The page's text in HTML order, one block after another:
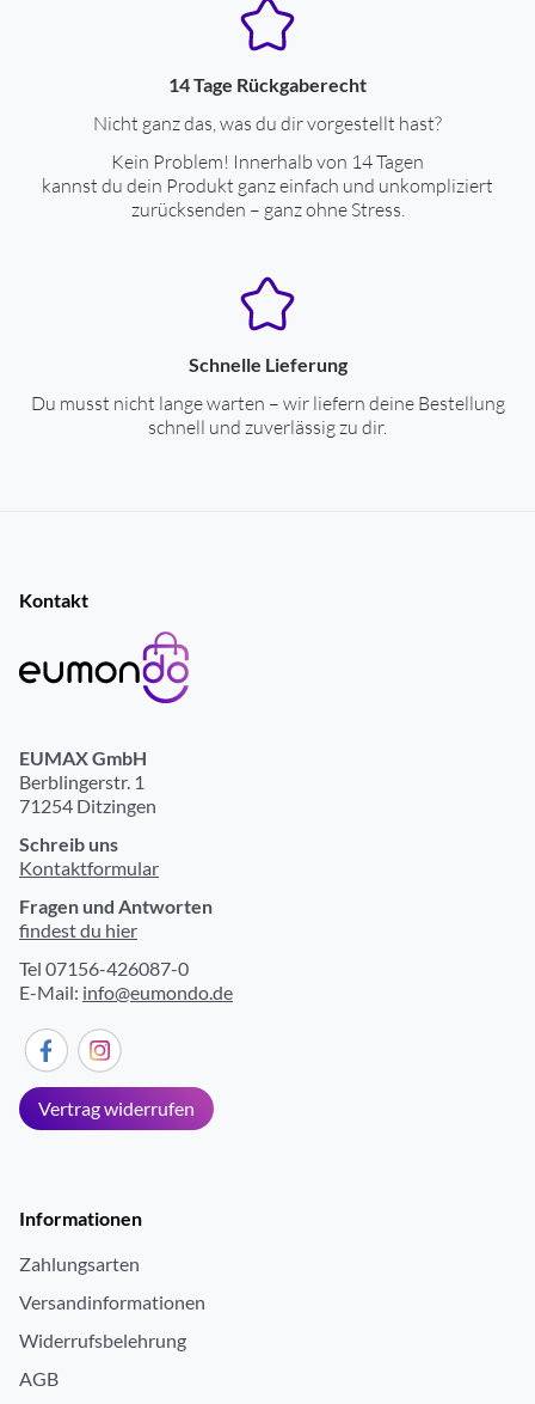
14 Tage Rückgaberecht
Nicht ganz das, was du dir vorgestellt hast?
Kein Problem! Innerhalb von 14 Tagen
kannst du dein Produkt ganz einfach und unkompliziert
zurücksenden – ganz ohne Stress.
Schnelle Lieferung
Du musst nicht lange warten – wir liefern deine Bestellung
schnell und zuverlässig zu dir.
Kontakt
EUMAX GmbH
Berblingerstr. 1
71254 Ditzingen
Schreib uns
Kontaktformular
Fragen und Antworten
findest du hier
Tel 07156-426087-0
E-Mail: info@eumondo.de
Vertrag widerrufen
Informationen
Zahlungsarten
Versandinformationen
Widerrufsbelehrung
AGB